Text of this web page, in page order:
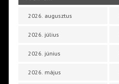
2026. augusztus
2026. július
2026. június
2026. május